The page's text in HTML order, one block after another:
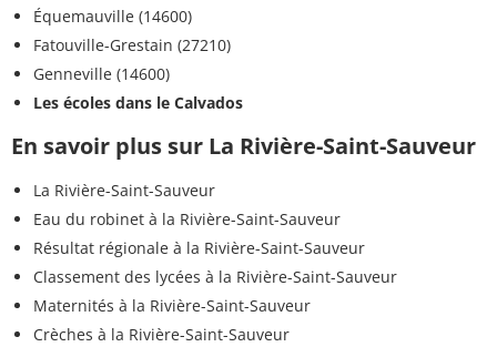
Équemauville (14600)
Fatouville-Grestain (27210)
Genneville (14600)
Les écoles dans le Calvados
En savoir plus sur La Rivière-Saint-Sauveur
La Rivière-Saint-Sauveur
Eau du robinet à la Rivière-Saint-Sauveur
Résultat régionale à la Rivière-Saint-Sauveur
Classement des lycées à la Rivière-Saint-Sauveur
Maternités à la Rivière-Saint-Sauveur
Crèches à la Rivière-Saint-Sauveur